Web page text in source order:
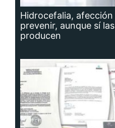
Hidrocefalia,
prevenir, aunque sí
producen